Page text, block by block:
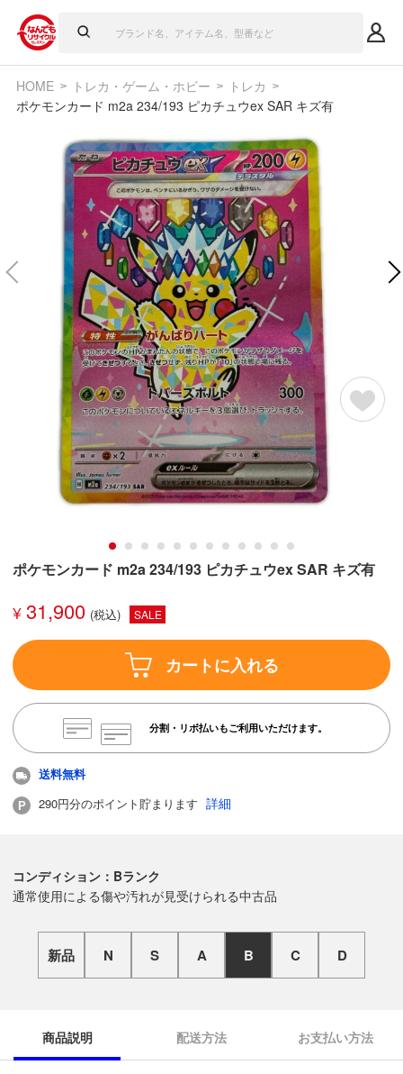
HOME トレカ・ゲーム・ホビー
トレカ
ポケモンカード m2a 234/193 ピカチュウex SAR キズ有
ポケモンカード m2a 234/193 ピカチュウex SAR キズ有
¥ 31,900 SALE
カートに入れる
分割・リボ払いもご利用いただけます。
送料無料
290円分のポイント貯まります 詳細
コンディション：Bランク
通常使用による傷や汚れが見受けられる中古品
新品 N S A B C D
商品説明 配送方法 お支払い方法